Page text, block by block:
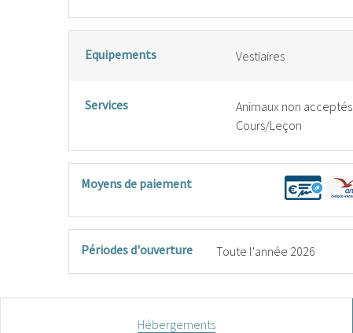
Equipements Vestiaires
Services
Animaux non acceptés
Cours/Leçon
Moyens de paiement
Périodes d'ouverture Toute l'année 2026
Hébergements